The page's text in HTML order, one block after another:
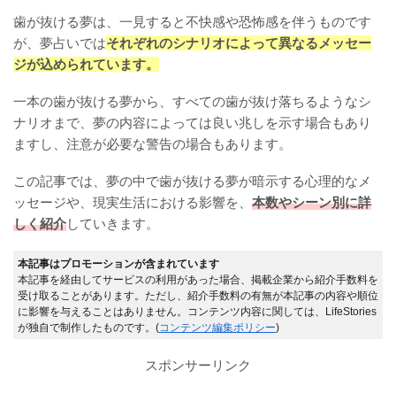
歯が抜ける夢は、一見すると不快感や恐怖感を伴うものです
が、夢占いではそれぞれのシナリオによって異なるメッセー
ジが込められています。
一本の歯が抜ける夢から、すべての歯が抜け落ちるようなシ
ナリオまで、夢の内容によっては良い兆しを示す場合もあり
ますし、注意が必要な警告の場合もあります。
この記事では、夢の中で歯が抜ける夢が暗示する心理的なメ
ッセージや、現実生活における影響を、 本数やシーン別に詳
しく紹介していきます。
本記事はプロモーションが含まれています
本記事を経由してサービスの利用があった場合、掲載企業から紹介手数料を
受け取ることがあります。ただし、紹介手数料の有無が本記事の内容や順位
に影響を与えることはありません。コンテンツ内容に関しては、LifeStories
が独自で制作したものです。(コンテンツ編集ポリシー)
スポンサーリンク